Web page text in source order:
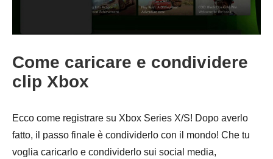
Come caricare e condividere
clip Xbox
Ecco come registrare su Xbox Series X/S! Dopo averlo
fatto, il passo finale è condividerlo con il mondo! Che tu
voglia caricarlo e condividerlo sui social media,